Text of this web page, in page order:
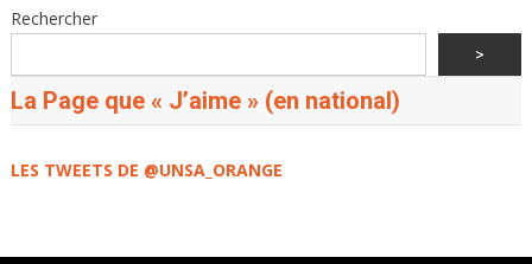
Rechercher
>
La Page que « J’aime » (en national)
LES TWEETS DE @UNSA_ORANGE